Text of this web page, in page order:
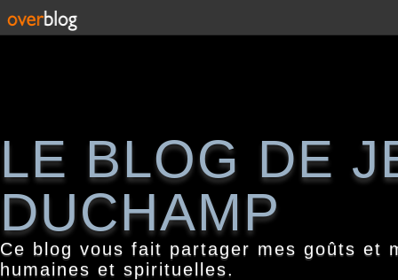
LE BLOG DE
DUCHAMP
Ce blog vous fait partager mes goûts et
humaines et spirituelles.